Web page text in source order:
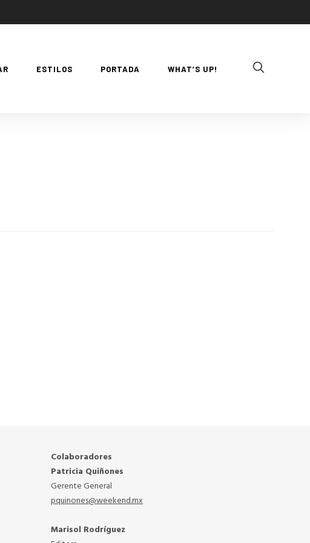
ESTILOS PORTADA WHAT’S UP!
Colaboradores
Patricia Quiñones
Gerente General
pquinones@weekend.mx
Marisol Rodríguez